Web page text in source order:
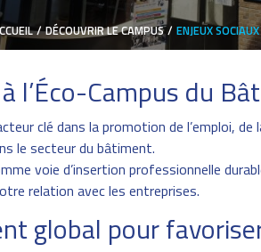
/ DÉCOUVRIR LE CAMPUS / ENJEUX SOCIAUX
l’Éco-Campus du
clé dans la promotion de l’emploi,
le secteur du bâtiment.
voie d’insertion professionnelle
relation avec les entreprises.
global pour